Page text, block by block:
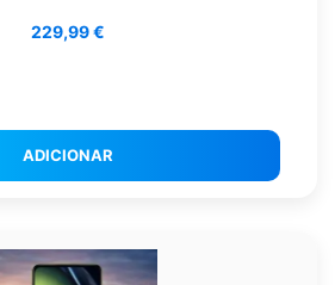
229,99€
ADICIONAR